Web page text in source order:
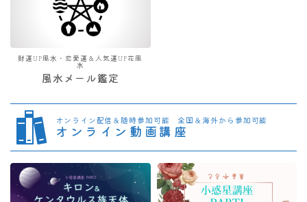
財運UP風水・恋愛運＆人気運UP花風
水
風水メール鑑定
オンライン配信＆随時参加可能 全国＆海外から参加可能
オンライン動画講座